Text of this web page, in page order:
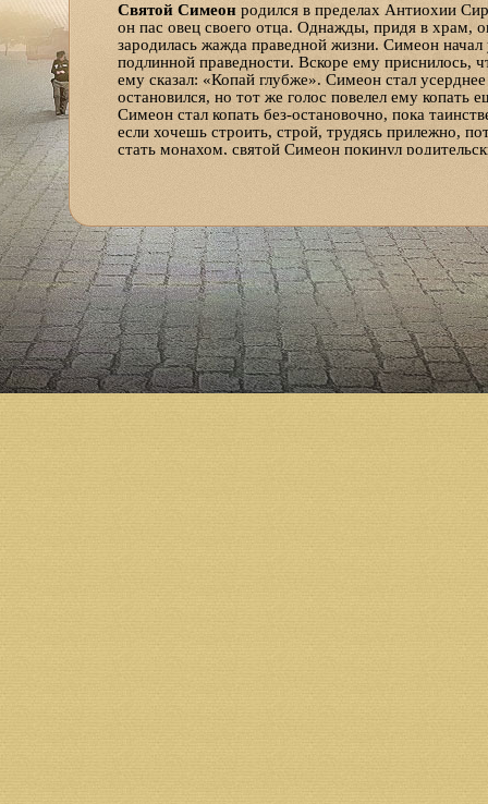
Святой Симеонродился в пределах Антиохии
он пас овец своего отца. Однажды, придя в храм,
зародилась жажда праведной жизни. Симеон начал
подлинной праведности. Вскоре ему приснилось,
ему сказал: «Копай глубже». Симеон стал
остановился, но тот же голос повелел ему копать
Симеон стал копать без-остановочно, пока
если хочешь строить, строй, трудясь прилежно,
стать монахом, святой Симеон покинул
провел некоторое время в монашеских подвигах
подвигов он уединился в сирийскую пустыню.
лишил себя возможности прилечь и отдохнуть.
непрерывно молился и размышлял о Боге. Кроме
много лишений: дождь, зной и стужу. Питался он
добрые люди.
Его необычайный подвиг стал известен во многих
Аравии, Персии, Армении, Грузии, Италии,
его вдохновенным наставлениям, многие
крещение.
Святой Симеон сподобился дара исцелять